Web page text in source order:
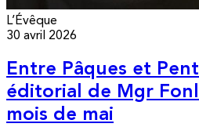
L’Évêque
30 avril 2026
Entre Pâques et
éditorial de Mgr
mois de mai